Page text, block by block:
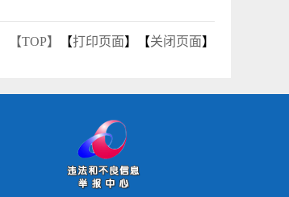
【TOP】 【打印页面】【关闭页面】